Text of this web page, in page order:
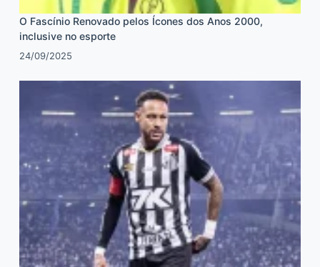
O Fascínio Renovado pelos Ícones dos Anos 2000,
inclusive no esporte
24/09/2025